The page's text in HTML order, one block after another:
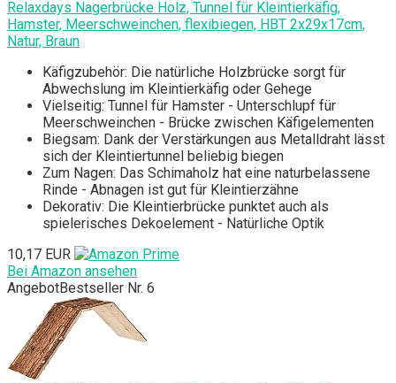
Relaxdays Nagerbrücke Holz, Tunnel für Kleintierkäfig,
Hamster, Meerschweinchen, flexibiegen, HBT 2x29x17cm,
Natur, Braun
Käfigzubehör: Die natürliche Holzbrücke sorgt für
Abwechslung im Kleintierkäfig oder Gehege
Vielseitig: Tunnel für Hamster - Unterschlupf für
Meerschweinchen - Brücke zwischen Käfigelementen
Biegsam: Dank der Verstärkungen aus Metalldraht lässt
sich der Kleintiertunnel beliebig biegen
Zum Nagen: Das Schimaholz hat eine naturbelassene
Rinde - Abnagen ist gut für Kleintierzähne
Dekorativ: Die Kleintierbrücke punktet auch als
spielerisches Dekoelement - Natürliche Optik
10,17 EUR
Bei Amazon ansehen
AngebotBestseller Nr. 6